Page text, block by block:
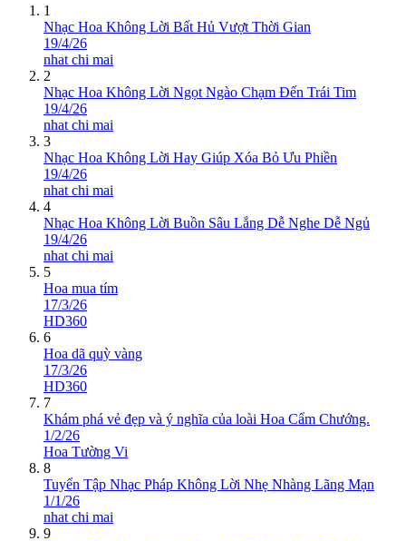
1
Nhạc Hoa Không Lời Bất Hủ Vượt Thời Gian
19/4/26
nhat chi mai
2
Nhạc Hoa Không Lời Ngọt Ngào Chạm Đến Trái Tim
19/4/26
nhat chi mai
3
Nhạc Hoa Không Lời Hay Giúp Xóa Bỏ Ưu Phiền
19/4/26
nhat chi mai
4
Nhạc Hoa Không Lời Buồn Sâu Lắng Dễ Nghe Dễ Ngủ
19/4/26
nhat chi mai
5
Hoa mua tím
17/3/26
HD360
6
Hoa dã quỳ vàng
17/3/26
HD360
7
Khám phá vẻ đẹp và ý nghĩa của loài Hoa Cẩm Chướng.
1/2/26
Hoa Tường Vi
8
Tuyển Tập Nhạc Pháp Không Lời Nhẹ Nhàng Lãng Mạn
1/1/26
nhat chi mai
9